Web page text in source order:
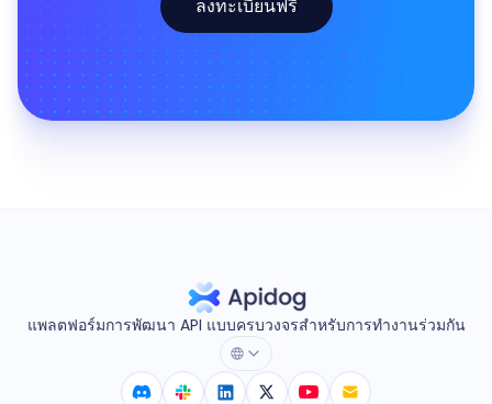
ลงทะเบียนฟรี
แพลตฟอร์มการพัฒนา API แบบครบวงจรสำหรับการทำงานร่วมกัน